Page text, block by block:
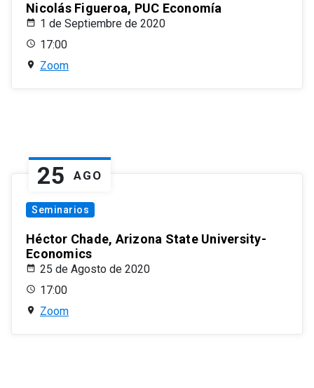
Nicolás Figueroa, PUC Economía
1 de Septiembre de 2020
17:00
Zoom
25 AGO
Seminarios
Héctor Chade, Arizona State University-
Economics
25 de Agosto de 2020
17:00
Zoom